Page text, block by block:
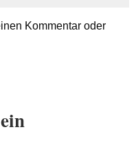
Kommentar oder